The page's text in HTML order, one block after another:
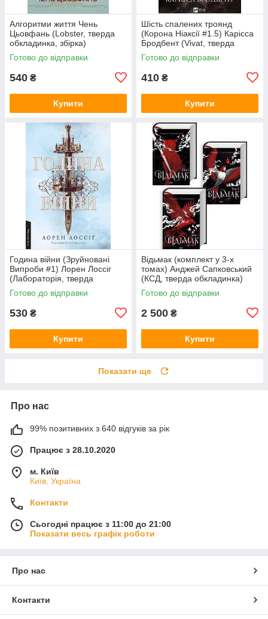
Алгоритми життя Чень
Цьовфань (Lobster, тверда
обкладинка, збірка)
Готово до відправки
540 ₴
Купити
Шість спалених троянд
(Корона Ніаксії #1.5) Карісса
Бродбент (Vivat, тверда
обкладинка, кольоровий зріз,
суперобкладинка)
Готово до відправки
410 ₴
Купити
Година війни (Зруйновані
Випроби #1) Лорен Лоссіг
(Лабораторія, тверда
обкладинка)
Готово до відправки
530 ₴
Купити
Відьмак (комплект у 3-х
томах) Анджей Сапковський
(КСД, тверда обкладинка)
Готово до відправки
2 500 ₴
Купити
Показати ще
Про нас
99% позитивних з 640 відгуків за рік
Працює з 28.10.2020
м. Київ
Київ, Україна
Контакти
Сьогодні працює з 11:00 до 21:00
Показати весь графік роботи
Про нас
Контакти